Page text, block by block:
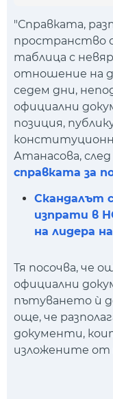
"Справката,
пространство
таблица с
отношение на
седем дни,
официални
позиция,
Атанасова,
справката за
Скандалът
изпрати в
на лидера
Тя посочва, че
официални
пътуването ѝ
още, че
документи,
изложените от